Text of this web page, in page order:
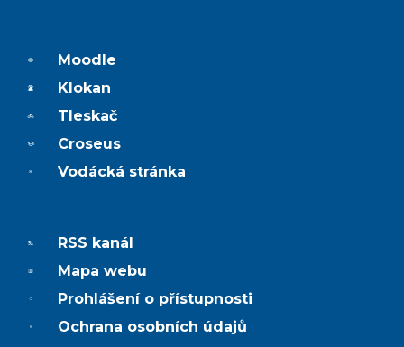
Moodle
Klokan
Tleskač
Croseus
Vodácká stránka
RSS kanál
Mapa webu
Prohlášení o přístupnosti
Ochrana osobních údajů